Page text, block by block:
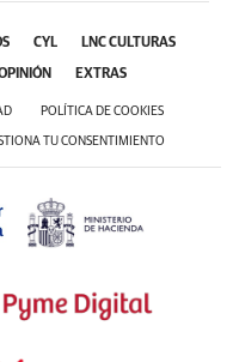
CYL LNC CULTURAS
EXTRAS
POLÍTICA DE COOKIES
TU CONSENTIMIENTO